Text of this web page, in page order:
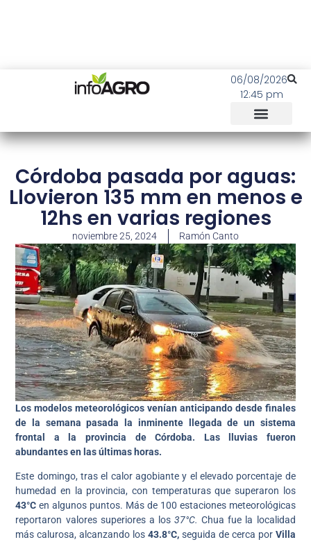
06/08/2026
12:45 pm
Córdoba pasada por aguas:
Llovieron 135 mm en menos e
12hs en varias regiones
noviembre 25, 2024 Ramón Canto
Los modelos meteorológicos venían anticipando desde finales
de la semana pasada la inminente llegada de un sistema
frontal a la provincia de Córdoba. Las lluvias fueron
abundantes en las últimas horas.
Este domingo, tras el calor agobiante y el elevado porcentaje de
humedad en la provincia, con temperaturas que superaron los
43°Cen algunos puntos. Más de 100 estaciones meteorológicas
reportaron valores superiores a los37°C.Chua fue la localidad
más calurosa, alcanzando los43.8°C, seguida de cerca por Villa